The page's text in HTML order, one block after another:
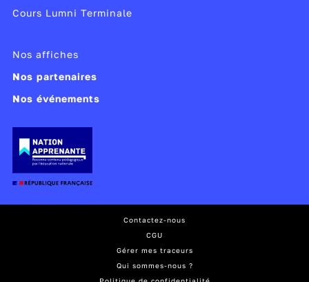
Cours Lumni Terminale
Nos affiches
Nos partenaires
Nos événements
Contactez-nous
CGU
Gérer mes traceurs
Qui sommes-nous ?